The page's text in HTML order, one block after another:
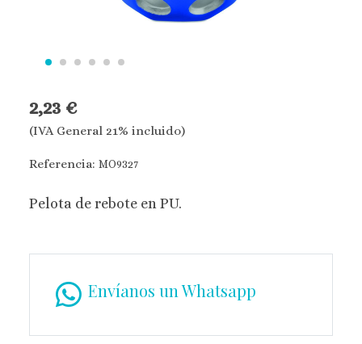
2,23 €
(IVA General 21% incluido)
Referencia: MO9327
Pelota de rebote en PU.
Envíanos un Whatsapp